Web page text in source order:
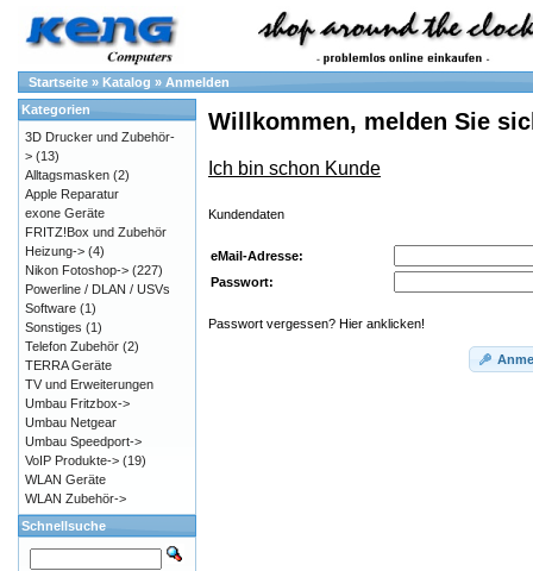
Startseite » Katalog » Anmelden
Willkommen, melden Sie
Ich bin schon Kunde
Kundendaten
eMail-Adresse:
Passwort:
Passwort vergessen? Hier anklicken!
Kategorien
3D Drucker und Zubehör-
> (13)
Alltagsmasken (2)
Apple Reparatur
exone Geräte
FRITZ!Box und Zubehör
Heizung-> (4)
Nikon Fotoshop-> (227)
Powerline / DLAN / USVs
Software (1)
Sonstiges (1)
Telefon Zubehör (2)
TERRA Geräte
TV und Erweiterungen
Umbau Fritzbox->
Umbau Netgear
Umbau Speedport->
VoIP Produkte-> (19)
WLAN Geräte
WLAN Zubehör->
Schnellsuche